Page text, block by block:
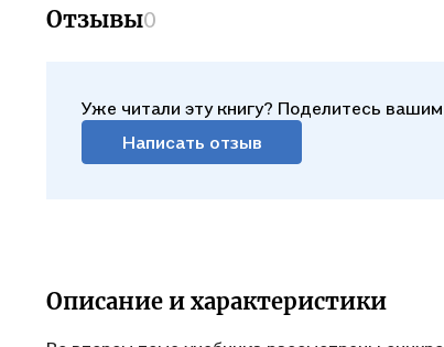
Отзывы0
Уже читали эту книгу? Поделитесь
Написать отзыв
Описание и характеристики